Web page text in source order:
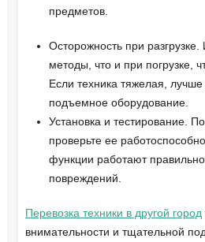
предметов.
Осторожность при разгрузке.
методы, что и при погрузке,
Если техника тяжелая, лучше
подъемное оборудование.
Установка и тестирование.
проверьте ее
функции работают
повреждений.
Перевозка техники в другой город
внимательности и тщательной